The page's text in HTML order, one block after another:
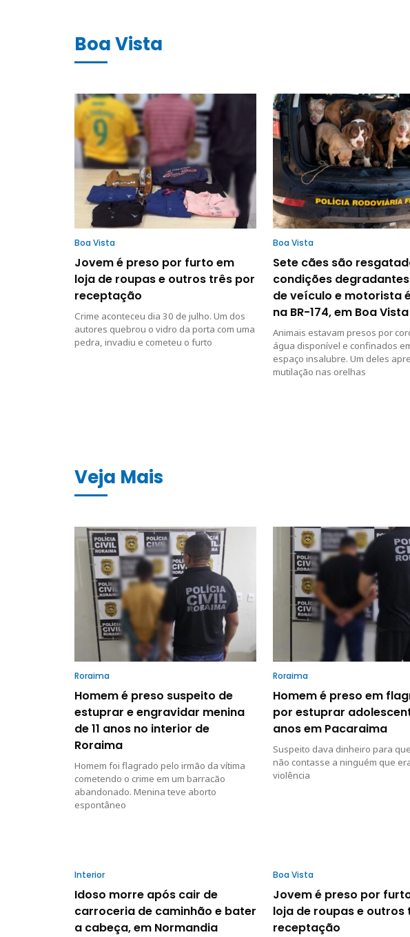
Boa Vista
Boa Vista
Jovem é preso por furto em
loja de roupas e outros três por
receptação
Crime aconteceu dia 30 de julho. Um dos
autores quebrou o vidro da porta com uma
pedra, invadiu e cometeu o furto
Boa Vista
Sete cães são
condições
de veículo e motorista
na BR-174, em Boa Vista
Animais estavam presos por
água disponível e confinados
espaço insalubre. Um deles
mutilação nas orelhas
Veja Mais
Roraima
Homem é preso suspeito de
estuprar e engravidar menina
de 11 anos no interior de
Roraima
Homem foi flagrado pelo irmão da vítima
cometendo o crime em um barracão
abandonado. Menina teve aborto
espontâneo
Roraima
Homem é preso em
por estuprar
anos em Pacaraima
Suspeito dava dinheiro para
não contasse a ninguém que
violência
Interior
Idoso morre após cair de
carroceria de caminhão e bater
a cabeça, em Normandia
Boa Vista
Jovem é preso por
loja de roupas e outros
receptação